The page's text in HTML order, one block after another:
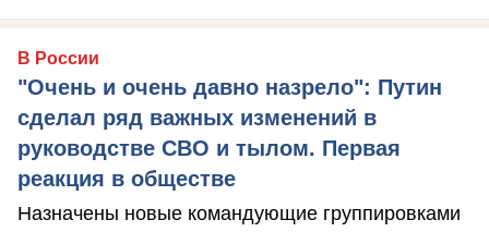
В России
"Очень и очень давно назрело": Путин
сделал ряд важных изменений в
руководстве СВО и тылом. Первая
реакция в обществе
Назначены новые командующие группировками